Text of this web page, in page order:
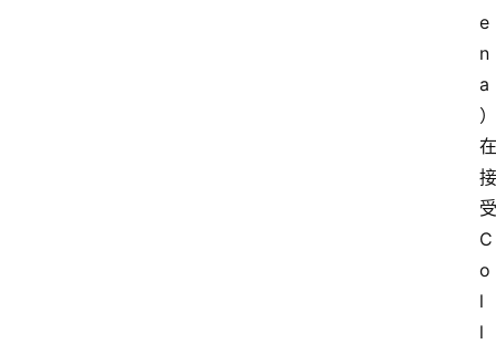
e
n
a
）
在
接
受
C
o
l
l